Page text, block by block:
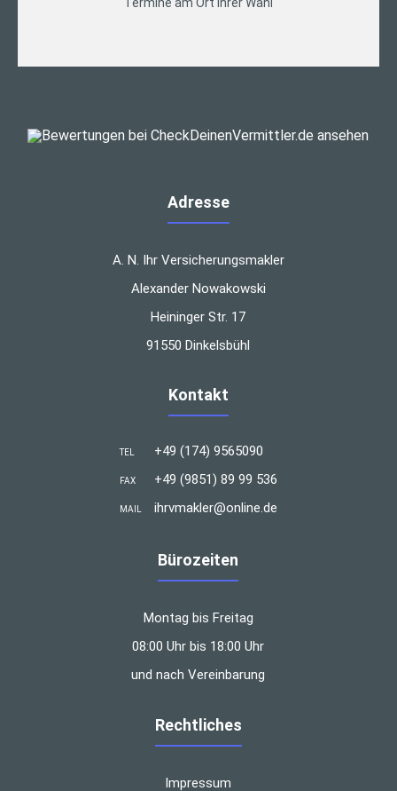
Adresse
A. N. Ihr Versicherungsmakler
Alexander Nowakowski
Heininger Str. 17
91550 Dinkelsbühl
Kontakt
TEL +49 (174) 9565090
FAX +49 (9851) 89 99 536
MAIL ihrvmakler@online.de
Bürozeiten
Montag bis Freitag
08:00 Uhr bis 18:00 Uhr
und nach Vereinbarung
Rechtliches
Impressum